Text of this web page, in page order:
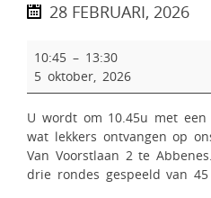
28 FEBRUARI, 2026
10:45 – 13:30
5 oktober, 2026
U wordt om 10.45u met
wat lekkers ontvangen op
Van Voorstlaan 2 te
drie rondes gespeeld van